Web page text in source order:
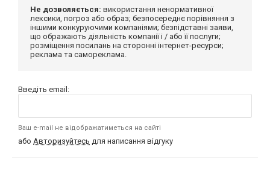
Не дозволяється: використання ненормативної
лексики, погроз або образ; безпосереднє порівняння з
іншими конкуруючими компаніями; безпідставні заяви,
що ображають діяльність компанії і / або її послуги;
розміщення посилань на сторонні інтернет-ресурси;
реклама та самореклама.
Введіть email:
Ваш e-mail не відображатиметься на сайті
або Авторизуйтесь для написання відгуку